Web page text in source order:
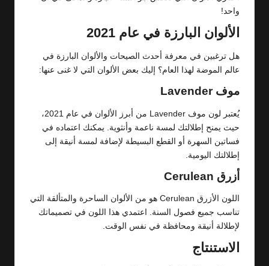
واحد!
الألوان البارزة في عام 2021
هل ترغبين في معرفة أحدث الصيحات والألوان البارزة في
عالم الموضة لهذا العام؟ إليك بعض الألوان التي لا غنى عنها:
موف Lavender
يُعتبر لون موف Lavender من أبرز الألوان في عام 2021،
حيث يمنح إطلالتك لمسة ناعمة وأنثوية. يمكنك اعتماده في
فساتين السهرة أو القطع البسيطة لإضافة لمسة أنيقة إلى
إطلالتك اليومية.
أزرق Cerulean
اللون الأزرق Cerulean هو من الألوان الساحرة والمتألقة التي
تناسب جميع فصول السنة. اعتمدي هذا اللون في تصميماتك
لإطلالة أنيقة ومحافظة في نفس الوقت.
الاستنتاج